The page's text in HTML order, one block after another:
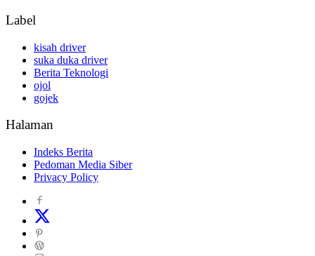
Label
kisah driver
suka duka driver
Berita Teknologi
ojol
gojek
Halaman
Indeks Berita
Pedoman Media Siber
Privacy Policy